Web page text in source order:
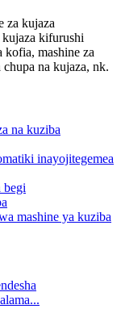
za kujaza
kifurushi
mashine za
na kujaza, nk.
na kuziba
inayojitegemea
begi
mashine ya kuziba